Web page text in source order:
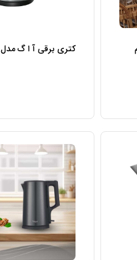
کتری برقی آ ا گ مدل K3-1-3ST